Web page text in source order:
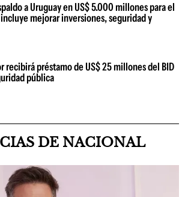
a Uruguay en US$ 5.000 millones para el
mejorar inversiones, seguridad y
préstamo de US$ 25 millones del BID
pública
DE NACIONAL